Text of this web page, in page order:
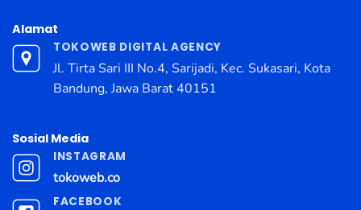
Alamat
TOKOWEB DIGITAL AGENCY
Jl. Tirta Sari III No.4, Sarijadi, Kec. Sukasari, Kota
Bandung, Jawa Barat 40151
Sosial Media
INSTAGRAM
tokoweb.co
FACEBOOK